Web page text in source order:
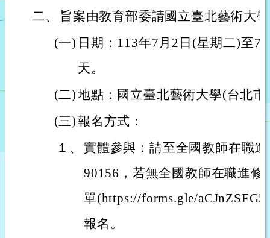
二、
旨案由教育部委請國立臺北藝術大
(一) 日期：113年7月2日(星期二)至7
天。
(二)地點：國立臺北藝術大學(台北
(三)報名方式：
１、 實體參與：請至全國教師在職
90156，若無全國教師在職進修
單(https://forms.gle/
報名。